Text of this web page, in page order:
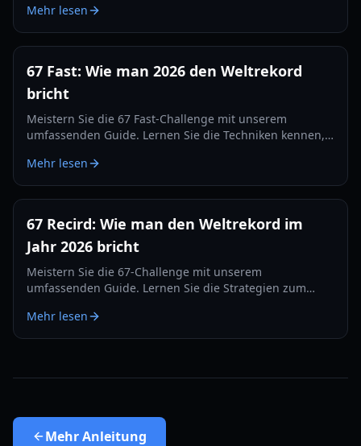
2026 den Weltrekord zu brechen.
Mehr lesen
67 Fast: Wie man 2026 den Weltrekord
bricht
Meistern Sie die 67 Fast-Challenge mit unserem
umfassenden Guide. Lernen Sie die Techniken kennen,
die Bestenlisten dominieren.
Mehr lesen
67 Recird: Wie man den Weltrekord im
Jahr 2026 bricht
Meistern Sie die 67-Challenge mit unserem
umfassenden Guide. Lernen Sie die Strategien zum
Trainingsübungen für 2026.
Mehr lesen
MehrAnleitung